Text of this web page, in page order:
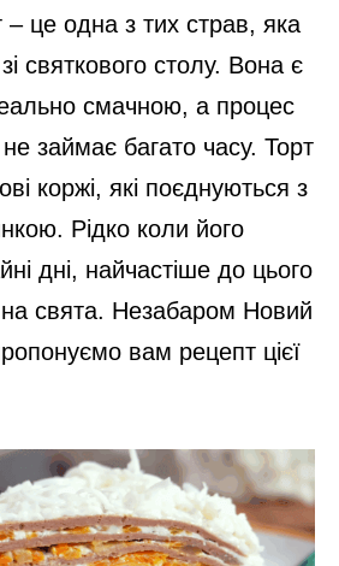
– це одна з тих страв, яка
святкового столу. Вона є
смачною, а процес
не займає багато часу. Торт
коржі, які поєднуються з
Рідко коли його
дні, найчастіше до цього
свята. Незабаром Новий
вам рецепт цієї